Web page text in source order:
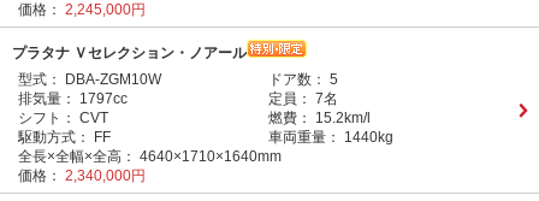
価格： 2,245,000円
プラタナ Ｖセレクション・ノアール
型式：
DBA-ZGM10W ドア数： 5
排気量：
1797cc 定員： 7名
シフト： CVT 燃費：
15.2km/l
駆動方式：
FF 車両重量：
1440kg
全長×全幅×全高： 4640×1710×1640mm
価格： 2,340,000円